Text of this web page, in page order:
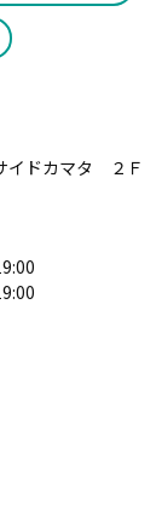
イドカマタ ２Ｆ